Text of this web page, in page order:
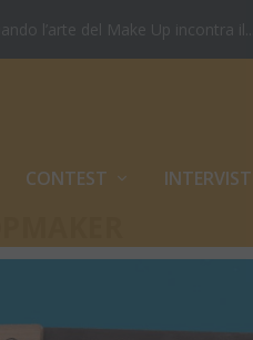
l’arte del Make Up incontra il...
CONTEST